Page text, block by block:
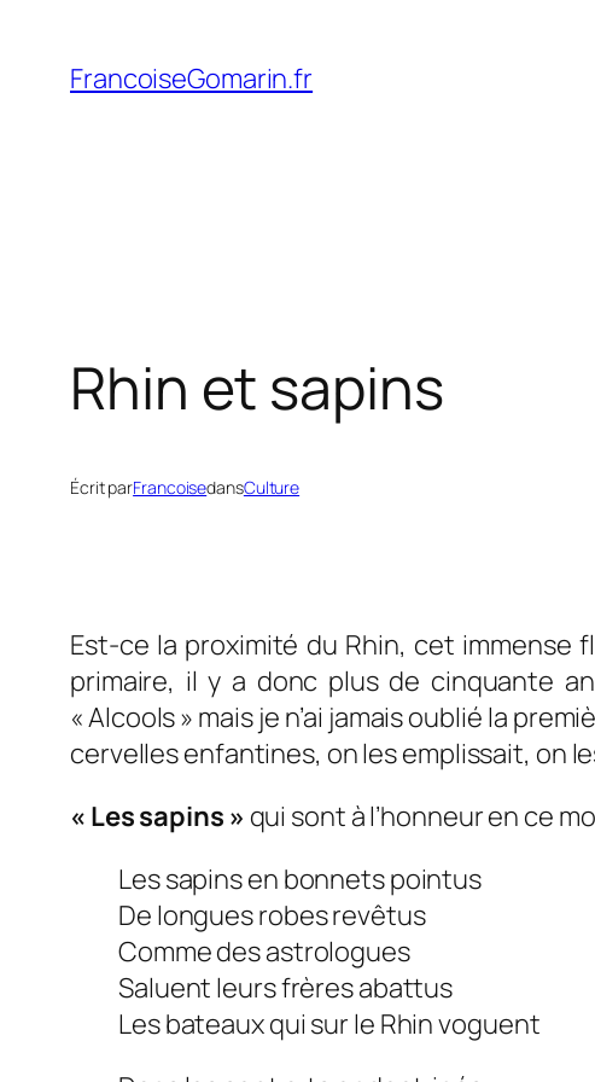
contenu
FrancoiseGomarin.fr
Rhin et sapins
Écrit parFrancoisedansCulture
Est-ce la proximité du Rhin, cet immense
primaire, il y a donc plus de cinquante
« Alcools » mais je n’ai jamais oublié la
cervelles enfantines, on les emplissait, on
« Les sapins » qui sont à l’honneur en ce
Les sapins en bonnets pointus
De longues robes revêtus
Comme des astrologues
Saluent leurs frères abattus
Les bateaux qui sur le Rhin voguent